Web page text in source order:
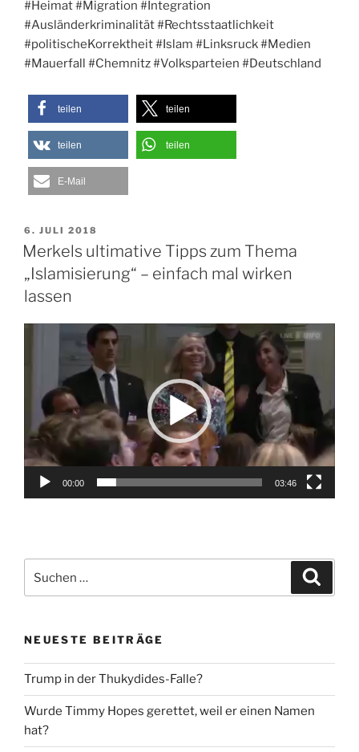
#Heimat #Migration #Integration
#Ausländerkriminalität #Rechtsstaatlichkeit
#politischeKorrektheit #Islam #Linksruck #Medien
#Mauerfall #Chemnitz #Volksparteien #Deutschland
teilen teilen
teilen teilen
E-Mail
VERÖFFENTLICHT
AM
6. JULI 2018
Merkels ultimative Tipps zum Thema
„Islamisierung“ – einfach mal wirken
lassen
00:00 03:46
nach:
NEUESTE BEITRÄGE
Trump in der Thukydides-Falle?
Wurde Timmy Hopes gerettet, weil er einen Namen
hat?